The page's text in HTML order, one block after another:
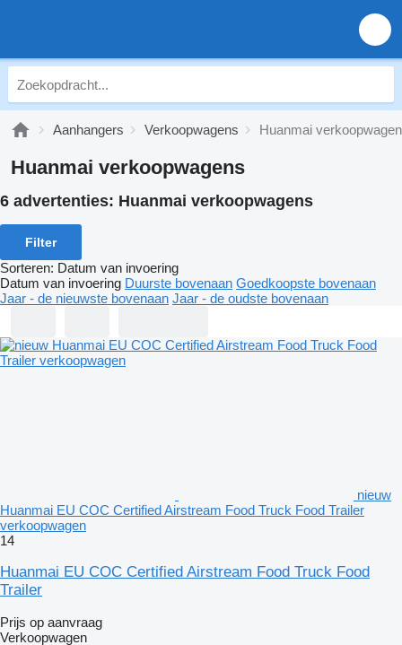
Aanhangers Verkoopwagens Huanmai
Huanmai verkoopwagens
6 advertenties: Huanmai verkoopwagens
Filter
Sorteren: Datum van invoering
Datum van invoering Duurste bovenaan Goedkoopste bovenaan
Jaar - de nieuwste bovenaan Jaar - de oudste bovenaan
nieuw
Huanmai EU COC Certified Airstream Food Truck Food Trailer
verkoopwagen
14
Huanmai EU COC Certified Airstream Food Truck Food
Trailer
Prijs op aanvraag
Verkoopwagen